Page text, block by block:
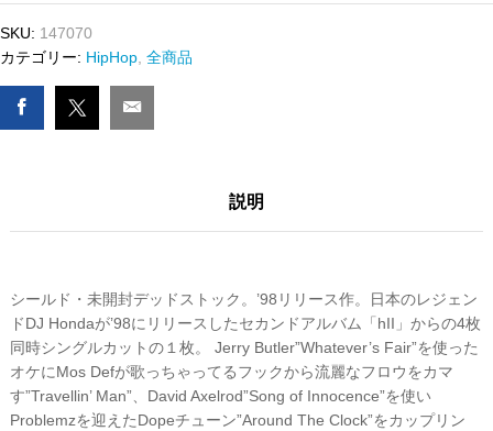
SKU: 147070
カテゴリー: HipHop 全商品
説明
シールド・未開封デッドストック。’98リリース作。日本のレジェン
ドDJ Hondaが’98にリリースしたセカンドアルバム「hII」からの4枚
同時シングルカットの１枚。 Jerry Butler”Whatever’s Fair”を使った
オケにMos Defが歌っちゃってるフックから流麗なフロウをカマ
す”Travellin’ Man”、David Axelrod”Song of Innocence”を使い
Problemzを迎えたDopeチューン”Around The Clock”をカップリン